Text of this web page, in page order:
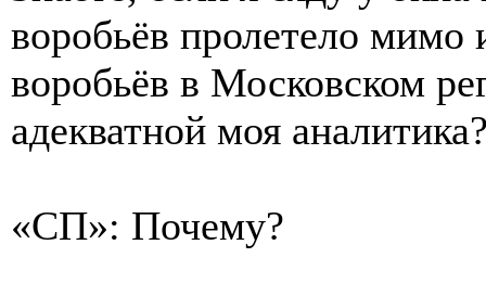
воробьёв пролетело
воробьёв в Московском
адекватной моя
«СП»: Почему?